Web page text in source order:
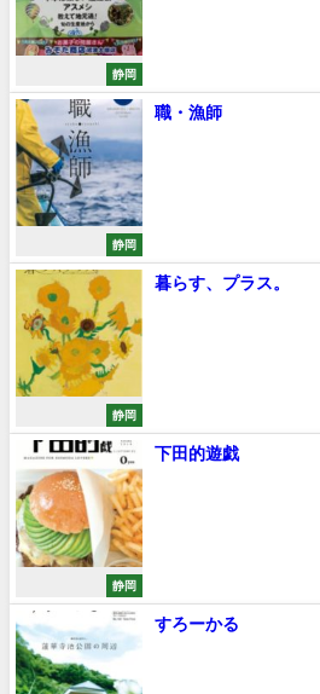
静岡
静岡
職・漁師
静岡
暮らす、プラス。
静岡
下田的遊戯
すろーかる